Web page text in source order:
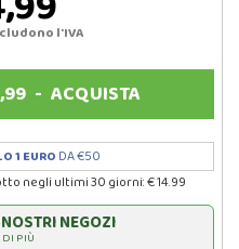
l'IVA
- ACQUISTA
1 EURO DA €50
negli ultimi 30 giorni: € 14.99
NEGOZI
PIÙ